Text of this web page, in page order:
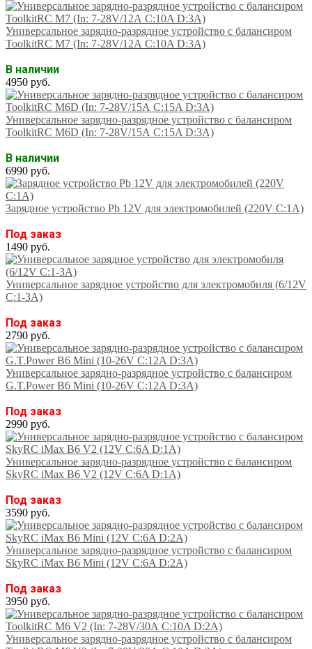
Универсальное зарядно-разрядное устройство с балансиром
ToolkitRC M7 (In: 7-28V/12А C:10A D:3A)
В наличии
4950 руб.
Универсальное зарядно-разрядное устройство с балансиром
ToolkitRC M6D (In: 7-28V/15А C:15A D:3A)
В наличии
6990 руб.
Зарядное устройство Pb 12V для электромобилей (220V C:1A)
Под заказ
1490 руб.
Универсальное зарядное устройство для электромобиля (6/12V
C:1-3A)
Под заказ
2790 руб.
Универсальное зарядно-разрядное устройство с балансиром
G.T.Power B6 Mini (10-26V C:12A D:3A)
Под заказ
2990 руб.
Универсальное зарядно-разрядное устройство с балансиром
SkyRC iMax B6 V2 (12V C:6A D:1A)
Под заказ
3590 руб.
Универсальное зарядно-разрядное устройство с балансиром
SkyRC iMax B6 Mini (12V C:6A D:2A)
Под заказ
3950 руб.
Универсальное зарядно-разрядное устройство с балансиром